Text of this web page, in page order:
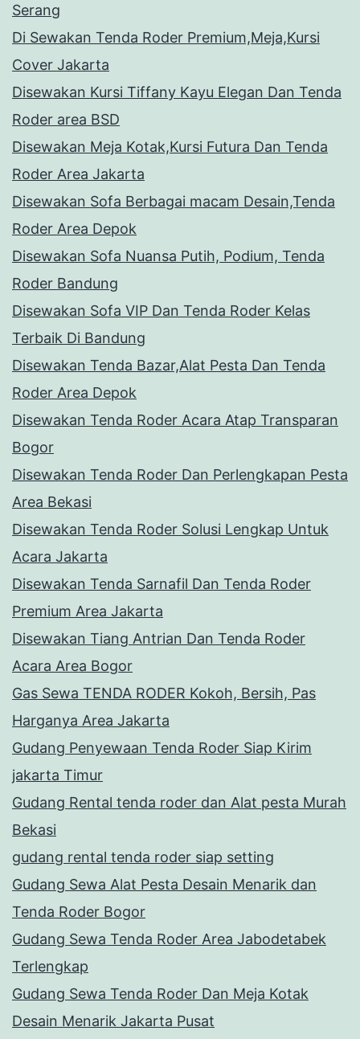
Serang
Di Sewakan Tenda Roder Premium,Meja,Kursi
Cover Jakarta
Disewakan Kursi Tiffany Kayu Elegan Dan Tenda
Roder area BSD
Disewakan Meja Kotak,Kursi Futura Dan Tenda
Roder Area Jakarta
Disewakan Sofa Berbagai macam Desain,Tenda
Roder Area Depok
Disewakan Sofa Nuansa Putih, Podium, Tenda
Roder Bandung
Disewakan Sofa VIP Dan Tenda Roder Kelas
Terbaik Di Bandung
Disewakan Tenda Bazar,Alat Pesta Dan Tenda
Roder Area Depok
Disewakan Tenda Roder Acara Atap Transparan
Bogor
Disewakan Tenda Roder Dan Perlengkapan Pesta
Area Bekasi
Disewakan Tenda Roder Solusi Lengkap Untuk
Acara Jakarta
Disewakan Tenda Sarnafil Dan Tenda Roder
Premium Area Jakarta
Disewakan Tiang Antrian Dan Tenda Roder
Acara Area Bogor
Gas Sewa TENDA RODER Kokoh, Bersih, Pas
Harganya Area Jakarta
Gudang Penyewaan Tenda Roder Siap Kirim
jakarta Timur
Gudang Rental tenda roder dan Alat pesta Murah
Bekasi
gudang rental tenda roder siap setting
Gudang Sewa Alat Pesta Desain Menarik dan
Tenda Roder Bogor
Gudang Sewa Tenda Roder Area Jabodetabek
Terlengkap
Gudang Sewa Tenda Roder Dan Meja Kotak
Desain Menarik Jakarta Pusat